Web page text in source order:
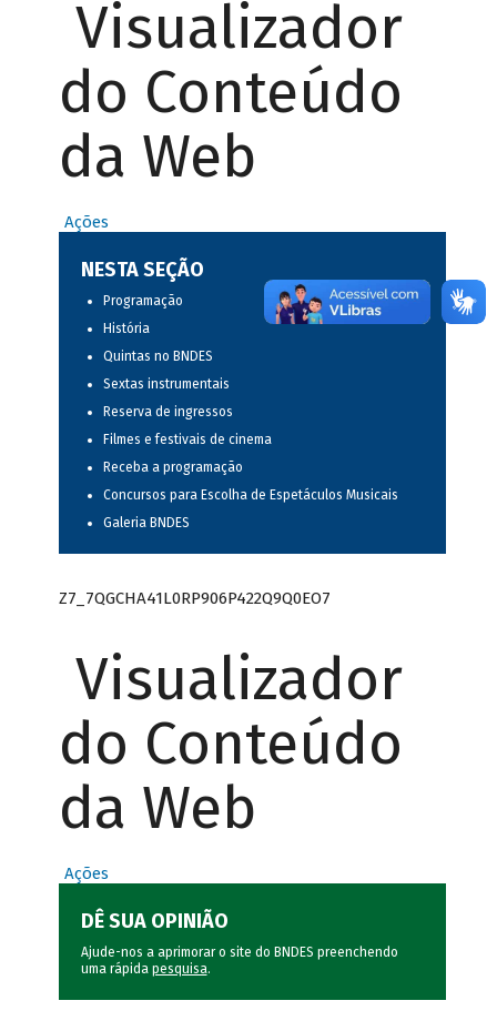
Visualizador
do Conteúdo
da Web
Ações
NESTA SEÇÃO
Programação
História
Quintas no BNDES
Sextas instrumentais
Reserva de ingressos
Filmes e festivais de cinema
Receba a programação
Concursos para Escolha de Espetáculos Musicais
Galeria BNDES
Z7_7QGCHA41L0RP906P422Q9Q0EO7
Visualizador
do Conteúdo
da Web
Ações
DÊ SUA OPINIÃO
Ajude-nos a aprimorar o site do BNDES preenchendo
uma rápida pesquisa.